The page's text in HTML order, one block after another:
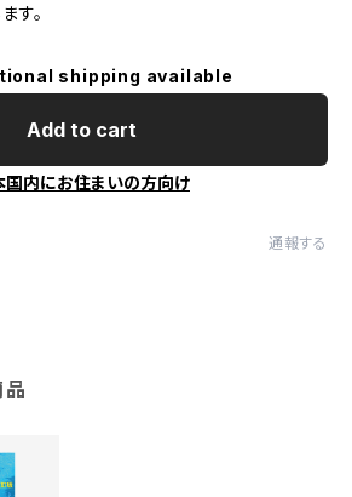
す。
shipping available
Add to cart
国内にお住まいの方向け
通報する
品